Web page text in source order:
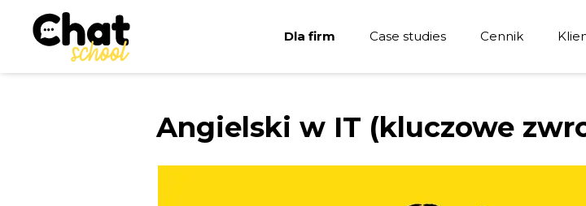
Dla firm
Case studies
Energotherm Group
Cennik
Angielski w IT (kluczowe